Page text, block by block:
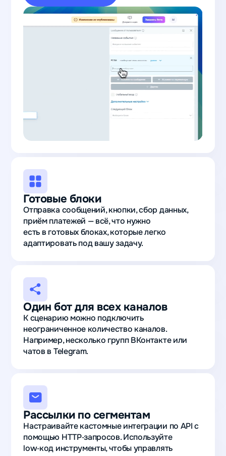
Готовые блоки
Отправка сообщений, кнопки, сбор данных,
приём платежей — всё, что нужно
есть в готовых блоках, которые легко
адаптировать под вашу задачу.
Один бот для всех каналов
К сценарию можно подключить
неограниченное количество каналов.
Например, несколько групп ВКонтакте или
чатов в Telegram.
Рассылки по сегментам
Настраивайте кастомные интеграции по API с
помощью HTTP‑запросов. Используйте
low‑код инструменты, чтобы управлять